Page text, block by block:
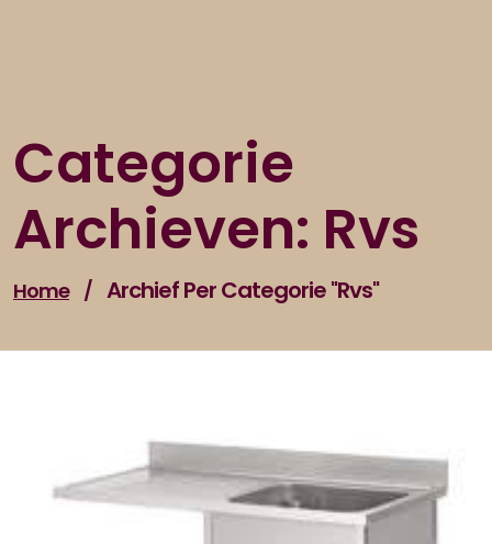
Categorie
Archieven: Rvs
Home / Archief Per Categorie "rvs"